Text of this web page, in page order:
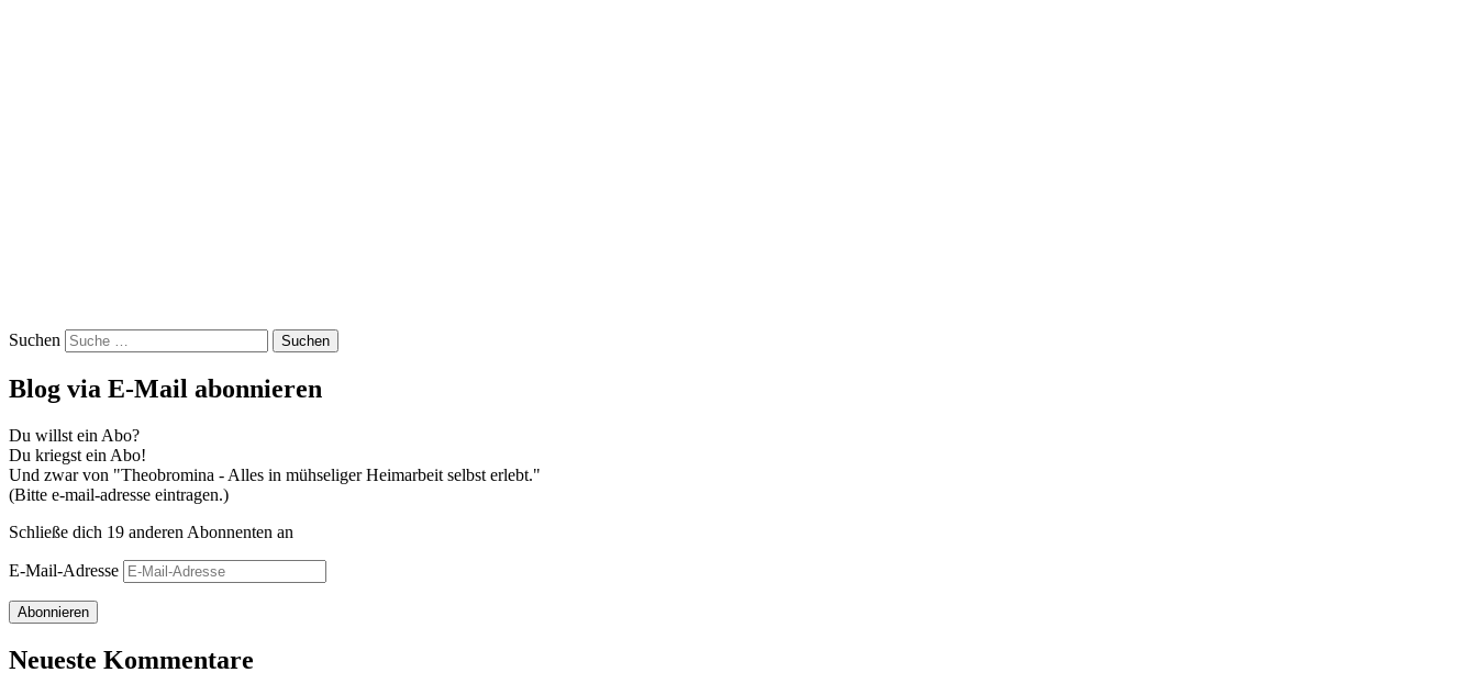
Suchen
Blog via E-Mail abonnieren
Du willst ein Abo?
Du kriegst ein Abo!
Und zwar von "Theobromina - Alles in mühseliger Heimarbeit selbst erlebt."
(Bitte e-mail-adresse eintragen.)
Schließe dich 19 anderen Abonnenten an
E-Mail-Adresse
Abonnieren
Neueste Kommentare